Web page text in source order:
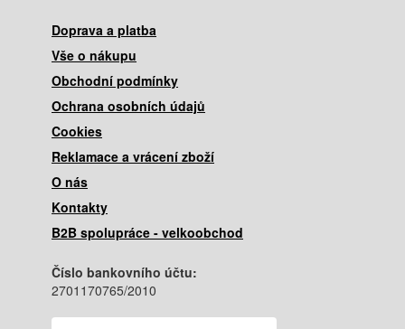
Doprava a platba
Vše o nákupu
Obchodní podmínky
Ochrana osobních údajů
Cookies
Reklamace a vrácení zboží
O nás
Kontakty
B2B spolupráce - velkoobchod
Číslo bankovního účtu:
2701170765/2010